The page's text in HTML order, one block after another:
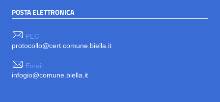
POSTA ELETTRONICA
PEC
protocollo@cert.comune.biella.it
Email
infogio@comune.biella.it